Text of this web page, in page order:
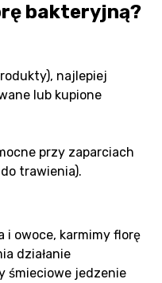
bakteryjną?
najlepiej
lub kupione
przy zaparciach
trawienia).
i owoce, karmimy florę
działanie
śmieciowe jedzenie